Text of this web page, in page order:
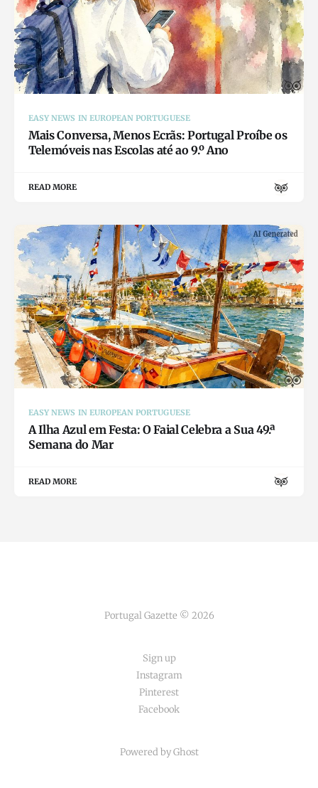
EASY NEWS IN EUROPEAN PORTUGUESE
Mais Conversa, Menos Ecrãs: Portugal Proíbe os
Telemóveis nas Escolas até ao 9.º Ano
READ MORE
EASY NEWS IN EUROPEAN PORTUGUESE
A Ilha Azul em Festa: O Faial Celebra a Sua 49.ª
Semana do Mar
READ MORE
Portugal Gazette © 2026
Sign up
Instagram
Pinterest
Facebook
Powered by Ghost